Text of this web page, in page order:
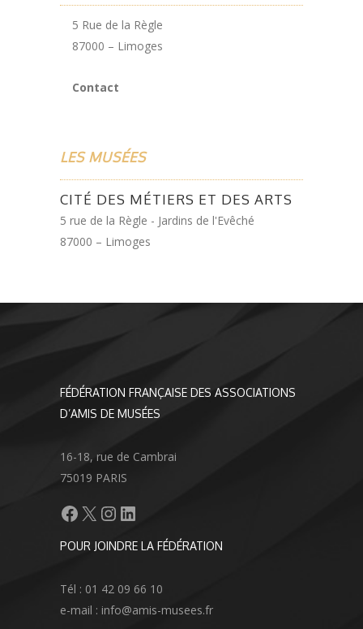
5 Rue de la Règle
87000 – Limoges
Contact
LES MUSÉES
CITÉ DES MÉTIERS ET DES ARTS
5 rue de la Règle - Jardins de l'Evêché
87000 – Limoges
FÉDÉRATION FRANÇAISE DES ASSOCIATIONS
D’AMIS DE MUSÉES
16-18, rue de Cambrai
75019 PARIS
Facebook
X Instagram
LinkedIn
POUR JOINDRE LA FÉDÉRATION
Tél : 01 42 09 66 10
e-mail : info@amis-musees.fr